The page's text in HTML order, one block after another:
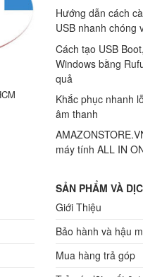
Hướng dẫn cách
USB nhanh chóng
Cách tạo USB
Windows bằng
quả
Khắc phục nhanh
âm thanh
máy tính ALL IN
SẢN PHẨM VÀ
Giới Thiệu
Bảo hành và hậu
Mua hàng trả góp